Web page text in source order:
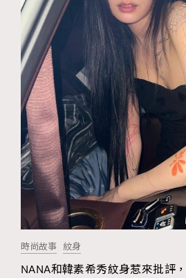
HommeStyle
NoBagNoLife
People 53
向ChanelN°5
大時代小事
時尚配飾
#FigaroIssue 專訪陳漢娜
情侶談愛情
時尚故事 紋身
NANA和韓素希秀紋身惹來批評